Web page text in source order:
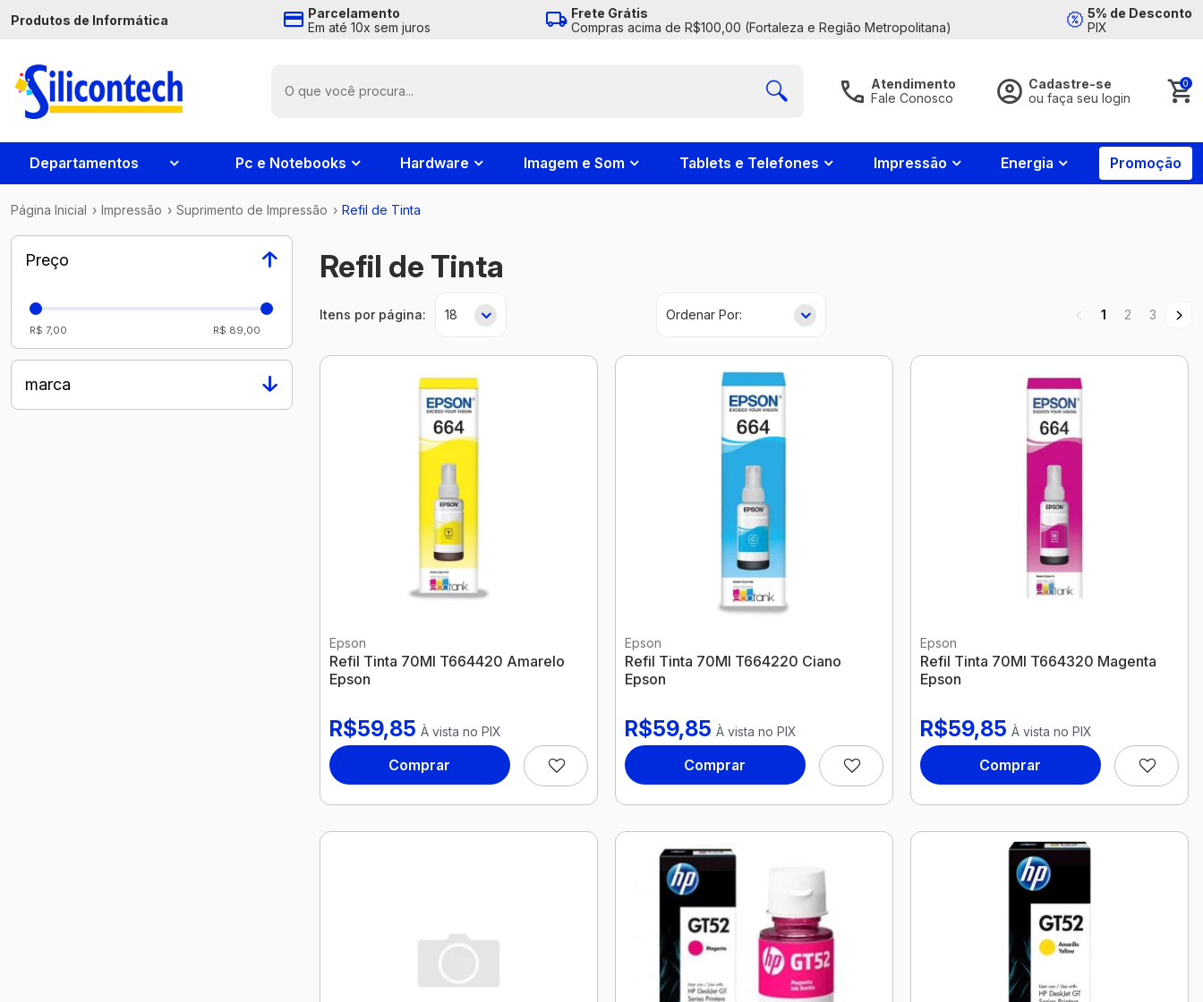
Produtos de Informática
Parcelamento
Em até 10x sem juros
Frete Grátis
Compras acima de R$100,00 (Fortaleza e Região Metropolitana)
5% de Desconto
PIX
Atendimento
Fale Conosco
Conosco
Whatsapp
2ª a 6ª feira
Cadastre-se
ou faça seu login
Novo cliente?
Cadastre-se
Cadastrar
0
Departamentos Pc e Notebooks Hardware Imagem e Som Tablets e Telefones Impressão Energia Promoção
Página Inicial › Impressão › Suprimento de Impressão › Refil de Tinta
Preço
R$ 7,00 R$ 89,00
marca
Refil de Tinta
Itens por página: 1 2 3
Epson
Refil Tinta 70Ml T664420 Amarelo
Epson
R$59,85 À vista no PIX
Comprar
Epson
Refil Tinta 70Ml T664220 Ciano
Epson
R$59,85 À vista no PIX
Comprar
Epson
Refil Tinta 70Ml T664320 Magenta
Epson
R$59,85 À vista no PIX
Comprar